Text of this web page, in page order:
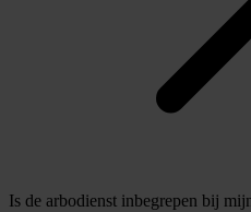
Is de arbodienst inbegrepen bij